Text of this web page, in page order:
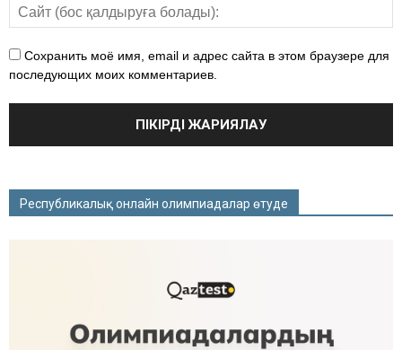
Сохранить моё имя, email и адрес сайта в этом браузере для
последующих моих комментариев.
Республикалық онлайн олимпиадалар өтуде